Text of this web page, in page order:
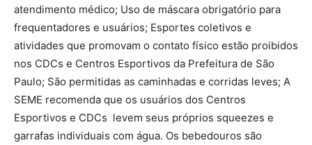
atendimento médico; Uso de máscara obrigatório para
frequentadores e usuários; Esportes coletivos e
atividades que promovam o contato físico estão proibidos
nos CDCs e Centros Esportivos da Prefeitura de São
Paulo; São permitidas as caminhadas e corridas leves; A
SEME recomenda que os usuários dos Centros
Esportivos e CDCs levem seus próprios squeezes e
garrafas individuais com água. Os bebedouros são